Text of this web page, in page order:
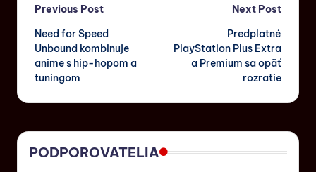
Previous Post
Need for Speed
Unbound kombinuje
anime s hip-hopom a
tuningom
Next Post
Predplatné
PlayStation Plus Extra
a Premium sa opäť
rozratie
PODPOROVATELIA